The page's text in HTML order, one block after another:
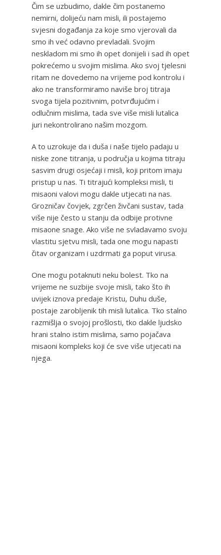
Čim se uzbudimo, dakle čim postanemo
nemirni, dolijeću nam misli, ili postajemo
svjesni događanja za koje smo vjerovali da
smo ih već odavno prevladali. Svojim
neskladom mi smo ih opet donijeli i sad ih opet
pokrećemo u svojim mislima. Ako svoj tjelesni
ritam ne dovedemo na vrijeme pod kontrolu i
ako ne transformiramo naviše broj titraja
svoga tijela pozitivnim, potvrđujućim i
odlučnim mislima, tada sve više misli lutalica
juri nekontrolirano našim mozgom.
A to uzrokuje da i duša i naše tijelo padaju u
niske zone titranja, u područja u kojima titraju
sasvim drugi osjećaji i misli, koji pritom imaju
pristup u nas. Ti titrajući kompleksi misli, ti
misaoni valovi mogu dakle utjecati na nas.
Grozničav čovjek, zgrčen živčani sustav, tada
više nije često u stanju da odbije protivne
misaone snage. Ako više ne svladavamo svoju
vlastitu sjetvu misli, tada one mogu napasti
čitav organizam i uzdrmati ga poput virusa.
One mogu potaknuti neku bolest. Tko na
vrijeme ne suzbije svoje misli, tako što ih
uvijek iznova predaje Kristu, Duhu duše,
postaje zarobljenik tih misli lutalica. Tko stalno
razmišlja o svojoj prošlosti, tko dakle ljudsko
hrani stalno istim mislima, samo pojačava
misaoni kompleks koji će sve više utjecati na
njega.